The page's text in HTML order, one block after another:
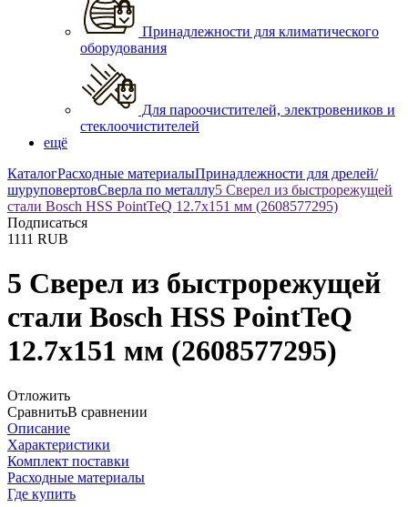
Принадлежности для климатического
оборудования
Для пароочистителей, электровеников и
стеклоочистителей
ещё
КаталогРасходные материалыПринадлежности для дрелей/
шуруповертовСверла по металлу5 Сверел из быстрорежущей
стали Bosch HSS PointTeQ 12.7х151 мм (2608577295)
Подписаться
1111 RUB
5 Сверел из быстрорежущей
стали Bosch HSS PointTeQ
12.7х151 мм (2608577295)
Отложить
СравнитьВ сравнении
Описание
Характеристики
Комплект поставки
Расходные материалы
Где купить